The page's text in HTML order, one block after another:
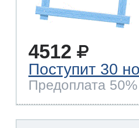
4512
Поступит 30
Предоплата 50%